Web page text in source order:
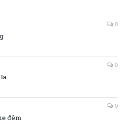
0
0
0
đêm